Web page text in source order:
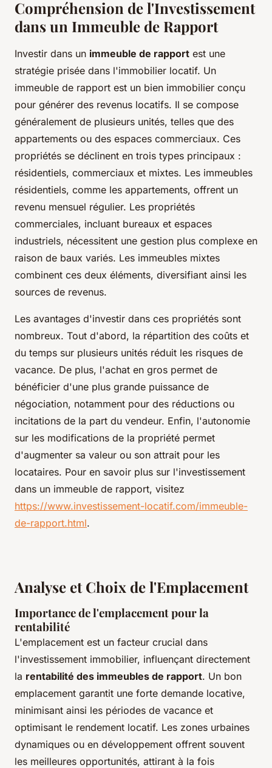
Compréhension de l'Investissement
dans un Immeuble de Rapport
Investir dans un immeuble de rapport est une
stratégie prisée dans l'immobilier locatif. Un
immeuble de rapport est un bien immobilier conçu
pour générer des revenus locatifs. Il se compose
généralement de plusieurs unités, telles que des
appartements ou des espaces commerciaux. Ces
propriétés se déclinent en trois types principaux :
résidentiels, commerciaux et mixtes. Les immeubles
résidentiels, comme les appartements, offrent un
revenu mensuel régulier. Les propriétés
commerciales, incluant bureaux et espaces
industriels, nécessitent une gestion plus complexe en
raison de baux variés. Les immeubles mixtes
combinent ces deux éléments, diversifiant ainsi les
sources de revenus.
Les avantages d'investir dans ces propriétés sont
nombreux. Tout d'abord, la répartition des coûts et
du temps sur plusieurs unités réduit les risques de
vacance. De plus, l'achat en gros permet de
bénéficier d'une plus grande puissance de
négociation, notamment pour des réductions ou
incitations de la part du vendeur. Enfin, l'autonomie
sur les modifications de la propriété permet
d'augmenter sa valeur ou son attrait pour les
locataires. Pour en savoir plus sur l'investissement
dans un immeuble de rapport, visitez
https://www.investissement-locatif.com/immeuble-
de-rapport.html.
Analyse et Choix de l'Emplacement
Importance de l'emplacement pour la
rentabilité
L'emplacement est un facteur crucial dans
l'investissement immobilier, influençant directement
la rentabilité des immeubles de rapport. Un bon
emplacement garantit une forte demande locative,
minimisant ainsi les périodes de vacance et
optimisant le rendement locatif. Les zones urbaines
dynamiques ou en développement offrent souvent
les meilleures opportunités, attirant à la fois